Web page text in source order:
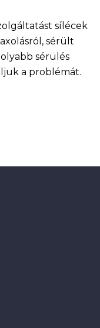
sílécek
sérült
sérülés
a problémát.